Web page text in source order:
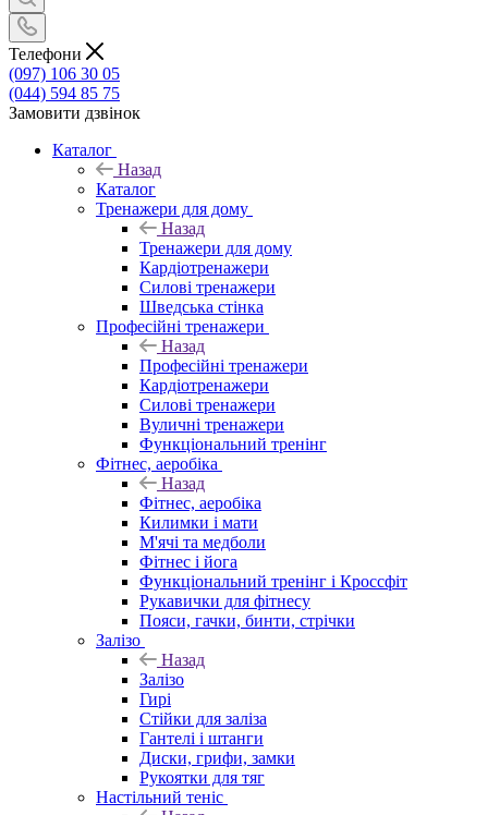
Телефони
(097) 106 30 05
(044) 594 85 75
Замовити дзвінок
Каталог
Назад
Каталог
Тренажери для дому
Назад
Тренажери для дому
Кардіотренажери
Силові тренажери
Шведська стінка
Професійні тренажери
Назад
Професійні тренажери
Кардіотренажери
Силові тренажери
Вуличні тренажери
Функціональний тренінг
Фітнес, аеробіка
Назад
Фітнес, аеробіка
Килимки і мати
М'ячі та медболи
Фітнес і йога
Функціональний тренінг і Кроссфіт
Рукавички для фітнесу
Пояси, гачки, бинти, стрічки
Залізо
Назад
Залізо
Гирі
Стійки для заліза
Гантелі і штанги
Диски, грифи, замки
Рукоятки для тяг
Настільний теніс